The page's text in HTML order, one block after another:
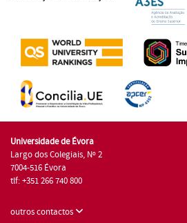
Universidade de Évora
Largo dos Colegiais, Nº 2
7004-516 Évora
tlf: +351 266 740 800
outros contactos